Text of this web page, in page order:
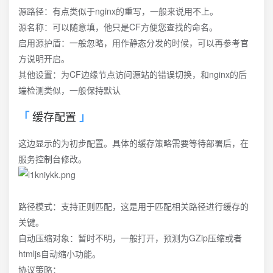
源路径：有点类似于nginx的重写，一般来说用不上。
源名称：可以随意填，他只是CF方便您查找的命名。
启用源护盾：一般忽略，用作静态分发的时候，可以再参考官
方说明开启。
其他设置：为CF边缘节点访问源站的错误切换，和nginx的后
端检测类似，一般保持默认
缓存配置
这边显示的为初步配置。具体的缓存策略需要等待部署后，在
服务控制台修改。
路径模式：支持正则匹配，这是用于匹配相关路径进行缓存的
关键。
自动压缩对象：暂时不明，一般打开，预测为GZip压缩或者
htmljs自动缩小功能。
协议策略：